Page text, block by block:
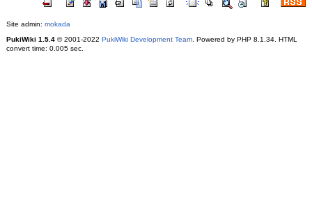
Site admin: mokada
PukiWiki 1.5.4© 2001-2022 PukiWiki Development Team. Powered by PHP 8.1.34. HTML
convert time: 0.005 sec.